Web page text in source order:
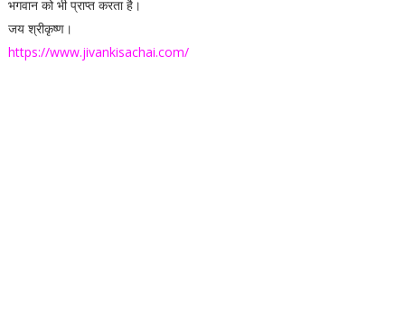
भगवान को भी प्राप्त करता है।
जय श्रीकृष्ण।
https://www.jivankisachai.com/